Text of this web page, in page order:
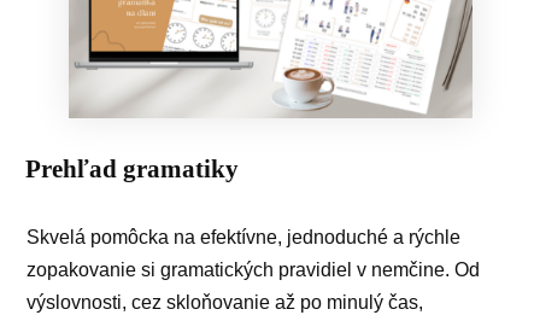
Prehľad gramatiky
Skvelá pomôcka na efektívne, jednoduché a rýchle
zopakovanie si gramatických pravidiel v nemčine. Od
výslovnosti, cez skloňovanie až po minulý čas,